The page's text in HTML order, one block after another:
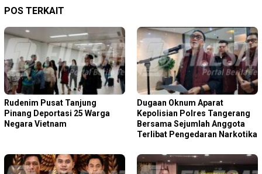
POS TERKAIT
Rudenim Pusat Tanjung
Pinang Deportasi 25 Warga
Negara Vietnam
Dugaan Oknum Aparat
Kepolisian Polres Tangerang
Bersama Sejumlah Anggota
Terlibat Pengedaran Narkotika